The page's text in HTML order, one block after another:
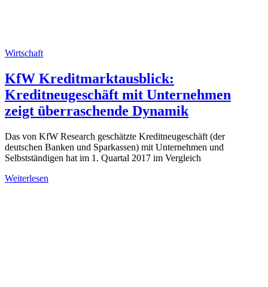
Wirtschaft
KfW Kreditmarktausblick:
Kreditneugeschäft mit Unternehmen
zeigt überraschende Dynamik
Das von KfW Research geschätzte Kreditneugeschäft (der
deutschen Banken und Sparkassen) mit Unternehmen und
Selbstständigen hat im 1. Quartal 2017 im Vergleich
Weiterlesen